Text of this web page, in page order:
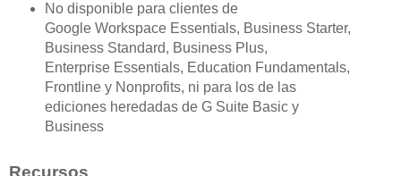
No disponible para clientes de
Google Workspace Essentials, Business Starter,
Business Standard, Business Plus,
Enterprise Essentials, Education Fundamentals,
Frontline y Nonprofits, ni para los de las
ediciones heredadas de G Suite Basic y
Business
Recursos